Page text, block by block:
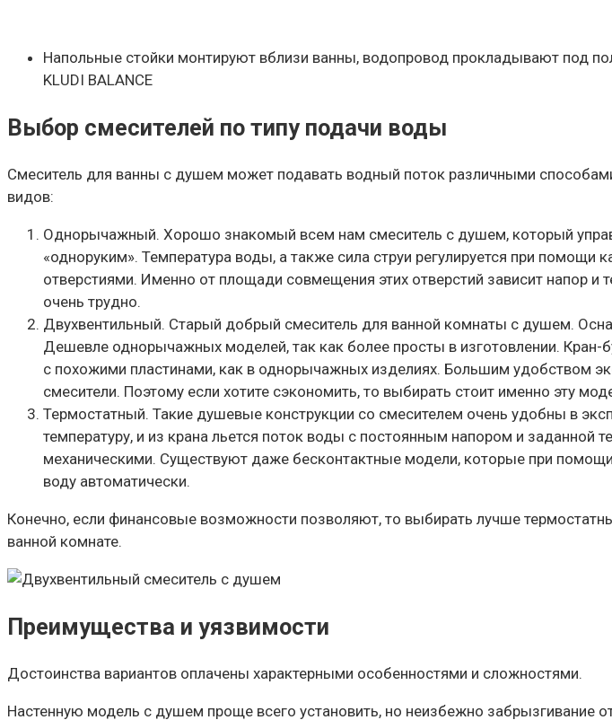
Напольные стойки монтируют вблизи ванны, водопровод прокладывают под
KLUDI BALANCE
Выбор смесителей по типу подачи воды
Смеситель для ванны с душем может подавать водный поток различными
видов:
Однорычажный. Хорошо знакомый всем нам смеситель с душем, который
«одноруким». Температура воды, а также сила струи регулируется при помощи
отверстиями. Именно от площади совмещения этих отверстий зависит напор
очень трудно.
Двухвентильный. Старый добрый смеситель для ванной комнаты с душем.
Дешевле однорычажных моделей, так как более просты в изготовлении.
с похожими пластинами, как в однорычажных изделиях. Большим удобством
смесители. Поэтому если хотите сэкономить, то выбирать стоит именно эту
Термостатный. Такие душевые конструкции со смесителем очень удобны в
температуру, и из крана льется поток воды с постоянным напором и заданной
механическими. Существуют даже бесконтактные модели, которые при
воду автоматически.
Конечно, если финансовые возможности позволяют, то выбирать лучше
ванной комнате.
Преимущества и уязвимости
Достоинства вариантов оплачены характерными особенностями и сложностями.
Настенную модель с душем проще всего установить, но неизбежно забрызгивание